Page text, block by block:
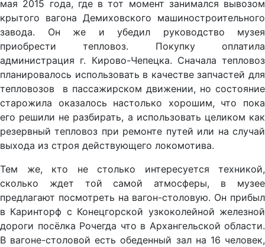
мая 2015 года, где в тот момент занимался вывозом
крытого вагона Демиховского машиностроительного
завода. Он же и убедил руководство музея
приобрести тепловоз. Покупку оплатила
администрация г. Кирово-Чепецка. Сначала тепловоз
планировалось использовать в качестве запчастей для
тепловозов в пассажирском движении, но состояние
старожила оказалось настолько хорошим, что пока
его решили не разбирать, а использовать целиком как
резервный тепловоз при ремонте путей или на случай
выхода из строя действующего локомотива.
Тем же, кто не столько интересуется техникой,
сколько ждет той самой атмосферы, в музее
предлагают посмотреть на вагон-столовую. Он прибыл
в Каринторф с Конецгорской узкоколейной железной
дороги посёлка Рочегда что в Архангельской области.
В вагоне-столовой есть обеденный зал на 16 человек,